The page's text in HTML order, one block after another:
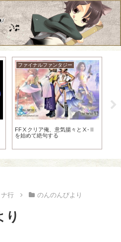
ファイナルファンタジー
FFⅩクリア俺、意気揚々とⅩ-Ⅱ
を始めて絶句する
行 のんのんびより
り